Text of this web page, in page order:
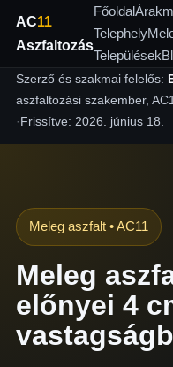
AC11
Aszfaltozás
FőoldalÁrak
Telephely
Települések
Szerző és szakmai felelős:
aszfaltozási szakember,
·Frissítve: 2026. június 18.
Meleg aszfalt • AC11
Meleg
előnyei 4